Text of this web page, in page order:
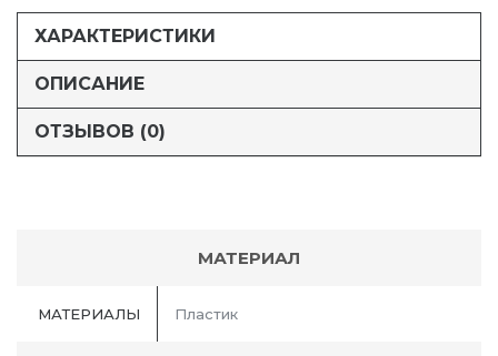
ХАРАКТЕРИСТИКИ
ОПИСАНИЕ
ОТЗЫВОВ (0)
МАТЕРИАЛ
МАТЕРИАЛЫ Пластик